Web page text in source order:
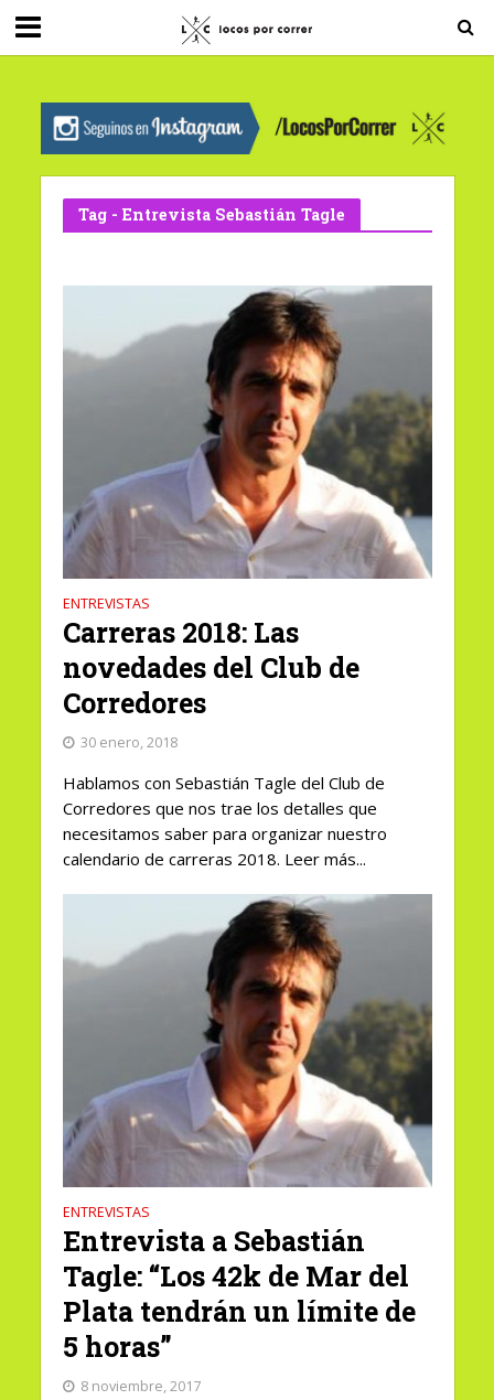
G-0X2PD3RFLV
Tag - Entrevista Sebastián Tagle
ENTREVISTAS
Carreras 2018: Las
novedades del Club de
Corredores
30 enero, 2018
Hablamos con Sebastián Tagle del Club de
Corredores que nos trae los detalles que
necesitamos saber para organizar nuestro
calendario de carreras 2018. Leer más...
ENTREVISTAS
Entrevista a Sebastián
Tagle: “Los 42k de Mar del
Plata tendrán un límite de
5 horas”
8 noviembre, 2017